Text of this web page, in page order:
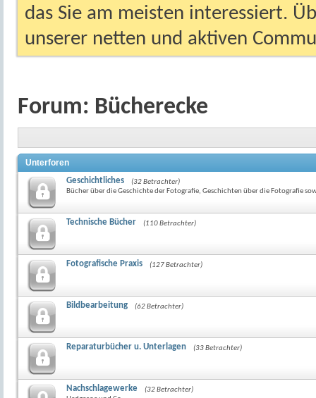
das Sie am meisten interessiert.
unserer netten und aktiven
Forum: Bücherecke
Unterforen
Geschichtliches
(32 Betrachter)
Bücher über die Geschichte der Fotografie, Geschichten über die Fotografie
Technische Bücher (110 Betrachter)
Fotografische Praxis (127 Betrachter)
Bildbearbeitung (62 Betrachter)
Reparaturbücher u. Unterlagen (33 Betrachter)
Nachschlagewerke
(32 Betrachter)